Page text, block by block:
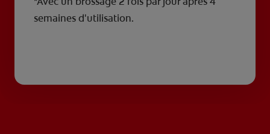
semaines d'utilisation.